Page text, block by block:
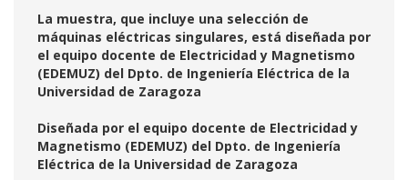
La muestra, que incluye una selección de
máquinas eléctricas singulares, está diseñada por
el equipo docente de Electricidad y Magnetismo
(EDEMUZ) del Dpto. de Ingeniería Eléctrica de la
Universidad de Zaragoza
Diseñada por el equipo docente de Electricidad y
Magnetismo (EDEMUZ) del Dpto. de Ingeniería
Eléctrica de la Universidad de Zaragoza